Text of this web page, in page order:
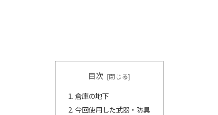
目次
倉庫の地下
今回使用した武器・防具